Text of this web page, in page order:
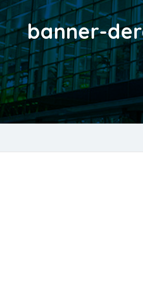
banner-